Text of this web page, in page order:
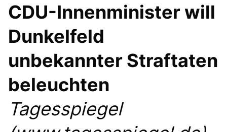
WAHLKREISBESUCHE
PRESSEFOTOS
MEIN BÜRGERBÜRO
MEIN WAHLKREIS
ZIELE
Redebeiträge
CDU-Innenminister will
Dunkelfeld
unbekannter Straftaten
beleuchten
Tagesspiegel